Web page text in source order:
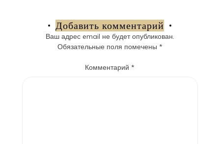
записям
Добавить комментарий
Ваш адрес email не будет опубликован.
Обязательные поля помечены *
Комментарий*